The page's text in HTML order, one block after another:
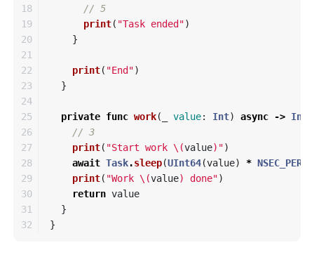
18
19
20
21
22
23
24
25
26
27
28
29
30
31
// 5
print( "Task ended")
}
print( "End")
}
private func work( value: Int) async -> Int
// 3
print( "Start work \(value) ")
await Task.sleep(UInt64(value) *
print( "Work \(value) done")
return value
}
}